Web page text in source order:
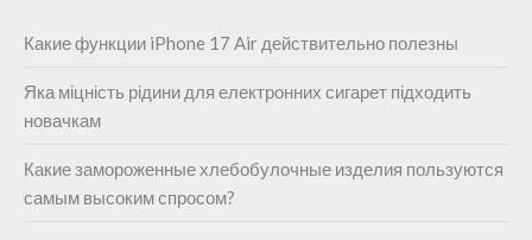
Какие функции iPhone 17 Air действительно полезны
Яка міцність рідини для електронних сигарет підходить
новачкам
Какие замороженные хлебобулочные изделия пользуются
самым высоким спросом?